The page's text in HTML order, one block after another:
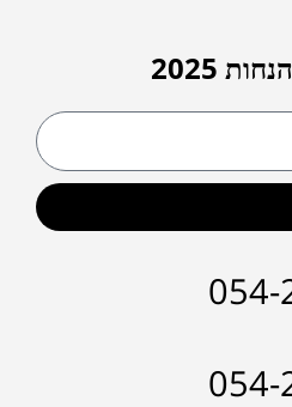
₪189.00
2025
054-
054-